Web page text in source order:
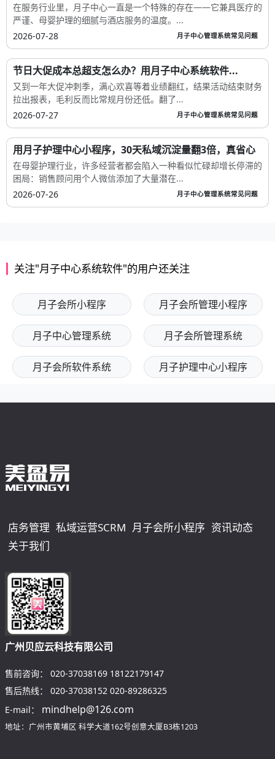
在服务行业里，月子中心一直是一个特殊的存在——它兼具医疗的
严谨、母婴护理的细腻与酒店服务的温度。...
2026-07-28
月子中心管理系统常见问题
节日大促成本总超支怎么办？用月子中心系统软件...
又到一年大促冲刺季，满心欢喜等着业绩翻红，结果活动结束财务
拉出报表，毛利反而比常规月份还低。翻了...
2026-07-27
月子中心管理系统常见问题
用月子护理中心小程序，30天私域沉淀量翻3倍，真省心
在母婴护理行业，许多经营者都会陷入一种看似忙碌却增长停滞的
困局：销售顾问用个人微信添加了大量潜在...
2026-07-26
月子中心管理系统常见问题
关注"月子中心系统软件"的用户还关注
月子会所小程序 月子会所管理小程序
月子中心管理系统 月子会所管理系统
月子会所软件系统 月子护理中心小程序
店务管理 私域运营SCRM 月子会所小程序 资讯动态
关于我们
广州贝应云科技有限公司
售前咨询： 020-37038169 18122179147
售后热线：
020-37038152 020-89286325
E-mail：
mindhelp@126.com
地址：广州市黄埔区 科学大道162号创意大厦B3栋1203